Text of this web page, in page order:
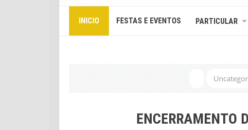
INICIO FESTAS E EVENTOS PARTICULAR
ENCERRAMENTO